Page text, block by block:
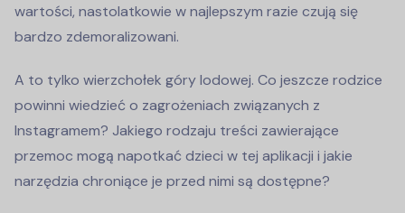
wartości, nastolatkowie w najlepszym razie czują się
bardzo zdemoralizowani.
A to tylko wierzchołek góry lodowej. Co jeszcze rodzice
powinni wiedzieć o zagrożeniach związanych z
Instagramem? Jakiego rodzaju treści zawierające
przemoc mogą napotkać dzieci w tej aplikacji i jakie
narzędzia chroniące je przed nimi są dostępne?